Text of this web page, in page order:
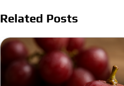
Related Posts